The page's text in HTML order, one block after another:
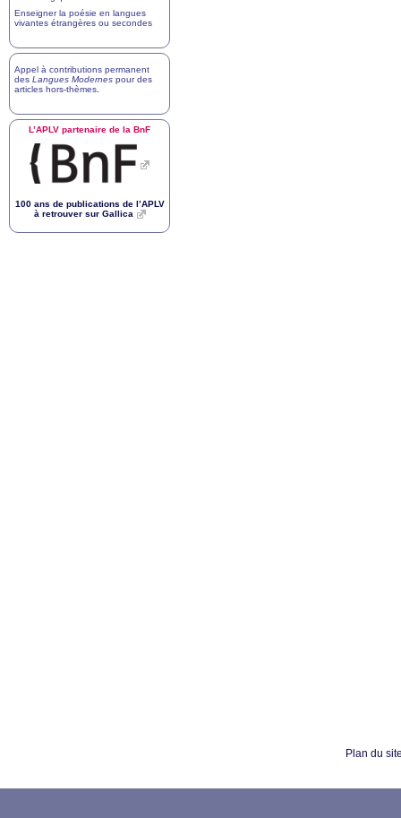
Enseigner la poésie en langues
vivantes étrangères ou secondes
Appel à contributions permanent
des Langues Modernes pour des
articles hors-thèmes
L’APLV partenaire de la BnF
100 ans de publications de l’APLV
à retrouver sur Gallica
Plan du